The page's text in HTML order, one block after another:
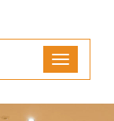
Toggle